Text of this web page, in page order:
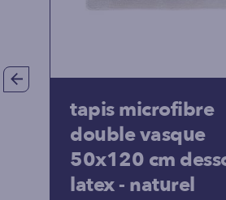
tapis microfibre
double vasque
50x120 cm
latex - naturel